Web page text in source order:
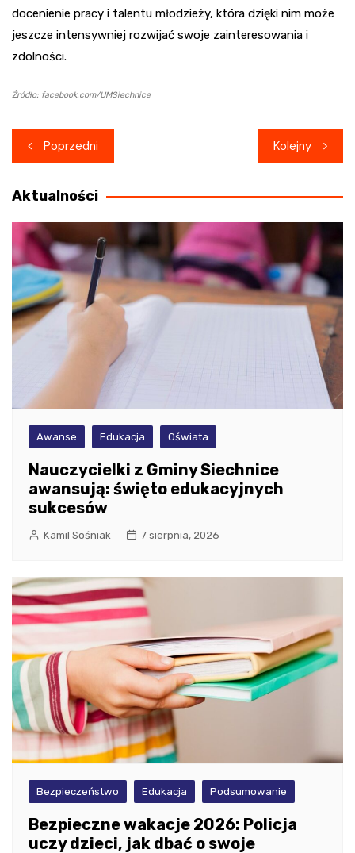
docenienie pracy i talentu młodzieży, która dzięki nim może
jeszcze intensywniej rozwijać swoje zainteresowania i
zdolności.
Źródło: facebook.com/UMSiechnice
Nawigacja
wpisu
Poprzedni Kolejny
Aktualności
Awanse Edukacja Oświata
Nauczycielki z Gminy Siechnice
awansują: święto edukacyjnych
sukcesów
Kamil Sośniak 7 sierpnia, 2026
Bezpieczeństwo Edukacja Podsumowanie
Bezpieczne wakacje 2026: Policja
uczy dzieci, jak dbać o swoje